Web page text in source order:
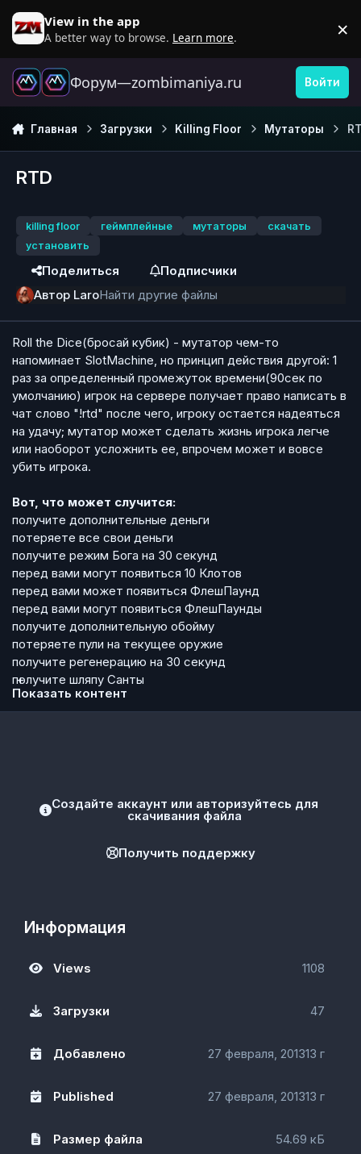
Перейти к содержанию
View in the app
A better way to browse. Learn more. ×
Форум—zombimaniya.ru Войти
Главная Загрузки Killing Floor Мутаторы
RTD
killing floor геймплейные мутаторы
скачать
установить
Поделиться
Подписчики
Автор LaroНайти другие файлы
Roll the Dice(бросай кубик) - мутатор чем-то
напоминает SlotMachine, но принцип действия другой: 1
раз за определенный промежуток времени(90сек по
умолчанию) игрок на сервере получает право написать в
чат слово "!rtd" после чего, игроку остается надеяться
на удачу; мутатор может сделать жизнь игрока легче
или наоборот усложнить ее, впрочем может и вовсе
убить игрока.
Вот, что может случится:
получите дополнительные деньги
потеряете все свои деньги
получите режим Бога на 30 секунд
перед вами могут появиться 10 Клотов
перед вами может появиться ФлешПаунд
перед вами могут появиться ФлешПаунды
получите дополнительную обойму
потеряете пули на текущее оружие
получите регенерацию на 30 секунд
получите шляпу Санты
Показать контент
Создайте аккаунт или авторизуйтесь для
скачивания файла
Получить поддержку
Информация
Views 1108
Загрузки 47
Добавлено 27 февраля, 201313 г
Published 27 февраля, 201313 г
Размер файла 54.69 кБ